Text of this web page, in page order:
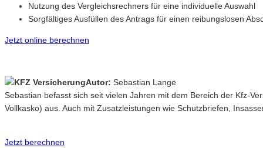
Nutzung des Vergleichsrechners für eine individuelle Auswahl
Sorgfältiges Ausfüllen des Antrags für einen reibungslosen
Jetzt online berechnen
Autor: Sebastian Lange
Sebastian befasst sich seit vielen Jahren mit dem Bereich der Kfz-
Vollkasko) aus. Auch mit Zusatzleistungen wie Schutzbriefen,
Jetzt berechnen